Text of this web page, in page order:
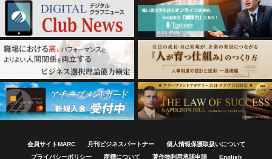
会員サイトMARC 月刊ビジネスパートナー
個人情報保護取扱いについて
プライバシーポリシー
商標について 著作物利用承諾申請 English